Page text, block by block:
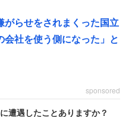
るだけでなく、1on1で悩
機会を用意したりと、管
います。パンク寸前で逃
る全ての課題を自分ごと
らせをされまくった国立
社を使う側になった」と
sponsored
遭遇したことありますか？